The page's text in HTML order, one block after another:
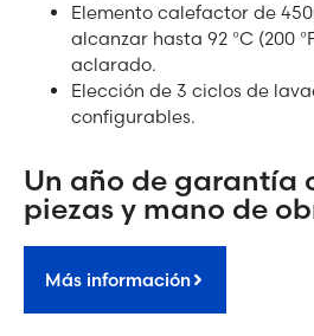
Elemento calefactor de
alcanzar hasta 92 °C (200
aclarado.
Elección de 3 ciclos de
configurables.
Un año de garantía
piezas y mano de
Más información